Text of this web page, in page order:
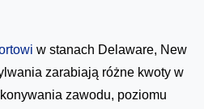
w stanach Delaware, New
zarabiają różne kwoty w
zawodu, poziomu